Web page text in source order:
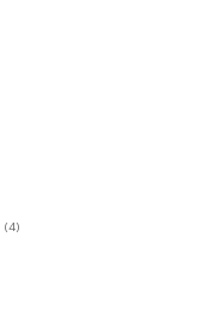
(4)